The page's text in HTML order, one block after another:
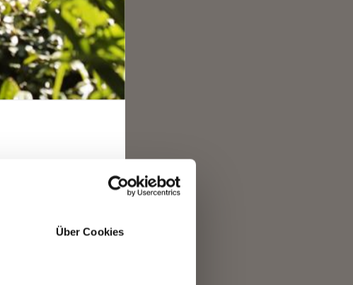
Über Cookies